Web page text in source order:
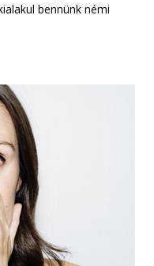
bennünk némi